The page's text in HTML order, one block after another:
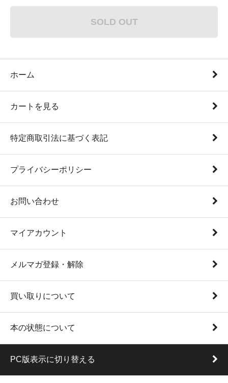
SOLD OUT
ホーム
カートを見る
特定商取引法に基づく表記
プライバシーポリシー
お問い合わせ
マイアカウント
メルマガ登録・解除
買い取りについて
本の状態について
PC版表示に切り替える